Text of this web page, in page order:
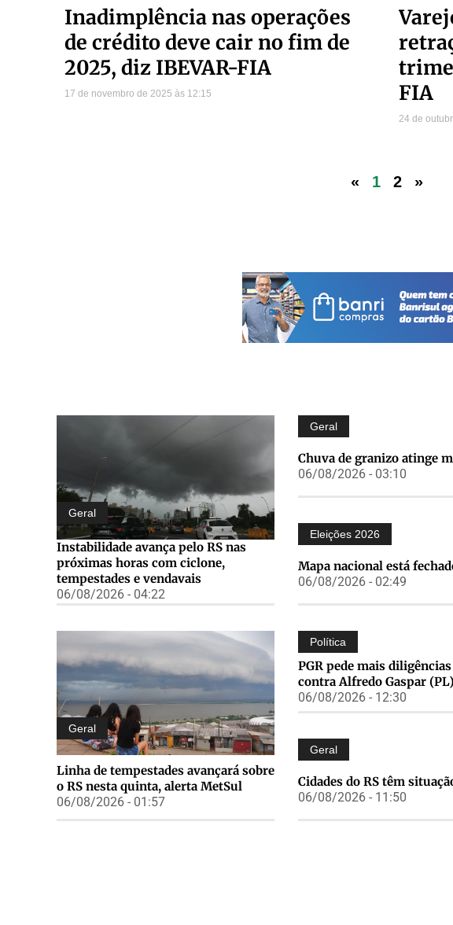
Inadimplência nas operações
de crédito deve cair no fim de
2025, diz IBEVAR-FIA
17 de novembro de 2025 12:15
FIA
24 de
« 1 2 »
Geral
Instabilidade avança pelo RS nas
próximas horas com ciclone,
tempestades e vendavais
06/08/2026 - 04:22
Geral
Chuva de granizo atinge
06/08/2026 - 03:10
Eleições 2026
Mapa nacional está
06/08/2026 - 02:49
Geral
Linha de tempestades avançará sobre
o RS nesta quinta, alerta MetSul
06/08/2026 - 01:57
Política
PGR pede mais
contra Alfredo Gaspar (PL)
06/08/2026 - 12:30
Geral
Cidades do RS têm
06/08/2026 - 11:50